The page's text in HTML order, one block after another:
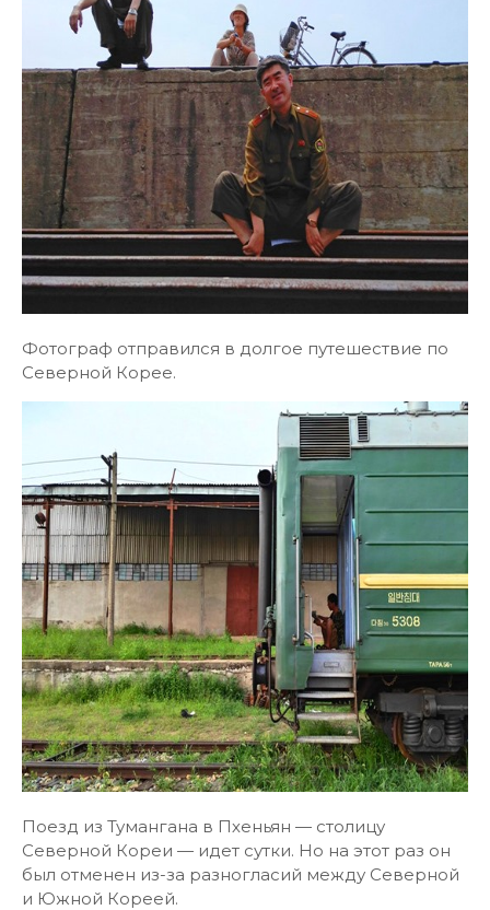
Фотограф отправился в долгое путешествие по
Северной Корее.
Поезд из Тумангана в Пхеньян — столицу
Северной Кореи — идет сутки. Но на этот раз он
был отменен из-за разногласий между Северной
и Южной Кореей.